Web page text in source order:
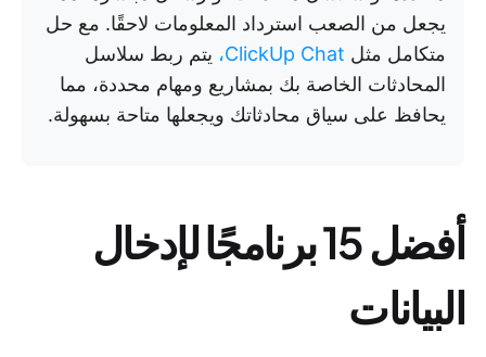
يجعل من الصعب استرداد المعلومات لاحقًا. مع حل
متكامل مثل ClickUp Chat،
يتم ربط سلاسل
المحادثات الخاصة بك بمشاريع ومهام محددة، مما
يحافظ على سياق محادثاتك ويجعلها متاحة بسهولة.
أفضل 15 برنامجًا لإدخال
البيانات